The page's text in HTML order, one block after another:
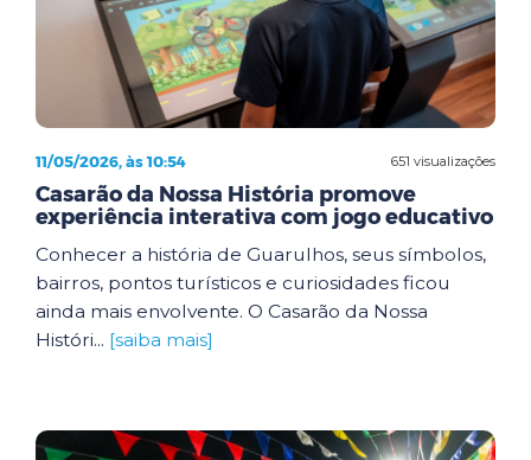
651 visualizações
11/05/2026, às 10:54
Casarão da Nossa História promove
experiência interativa com jogo educativo
Conhecer a história de Guarulhos, seus símbolos,
bairros, pontos turísticos e curiosidades ficou
ainda mais envolvente. O Casarão da Nossa
Históri... [saiba mais]